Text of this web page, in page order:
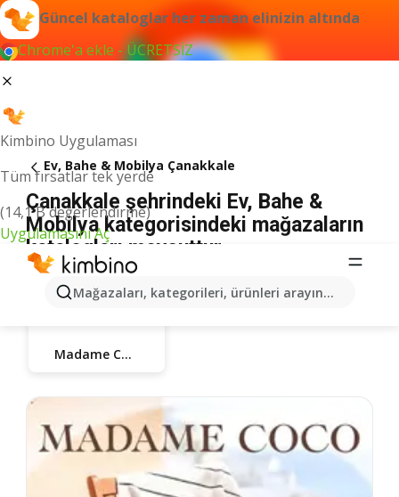
Güncel kataloglar her zaman elinizin altında
Chrome'a ekle - ÜCRETSİZ
Kimbino Uygulaması
Tüm fırsatlar tek yerde
(14,1 B değerlendirme)
Uygulamasını Aç
Mağazaları, kategorileri, ürünleri arayın...
Ev, Bahe & Mobilya Çanakkale
Çanakkale şehrindeki Ev, Bahe &
Mobilya kategorisindeki mağazaların
katalogları mevcuttur
Madame Coco